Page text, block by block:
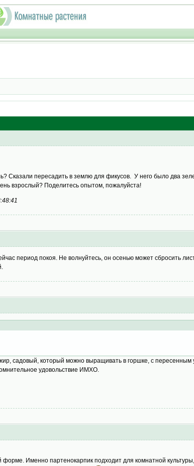
Сказали пересадить в землю для фикусов. У него было два
взрослый? Поделитесь опытом, пожалуйста!
период покоя. Не волнуйтесь, он осенью может сбросить
садовый, который можно выращивать в горшке, с
удовольствие ИМХО.
форме. Именно партенокарпик подходит для комнатной